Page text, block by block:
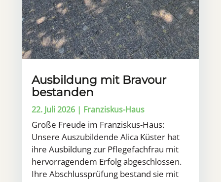
Ausbildung mit Bravour
bestanden
22. Juli 2026| Franziskus-Haus
Große Freude im Franziskus-Haus:
Unsere Auszubildende Alica Küster hat
ihre Ausbildung zur Pflegefachfrau mit
hervorragendem Erfolg abgeschlossen.
Ihre Abschlussprüfung bestand sie mit